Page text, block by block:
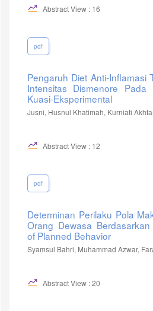
Abstract View : 16
pdf
Pengaruh Diet Anti-Inflamasi
Intensitas Dismenore
Kuasi-Eksperimental
Jusni, Husnul Khatimah, Kurniati
Abstract View : 12
pdf
Determinan Perilaku Pola
Orang Dewasa
of Planned Behavior
Syamsul Bahri, Muhammad Azwar,
Abstract View : 20